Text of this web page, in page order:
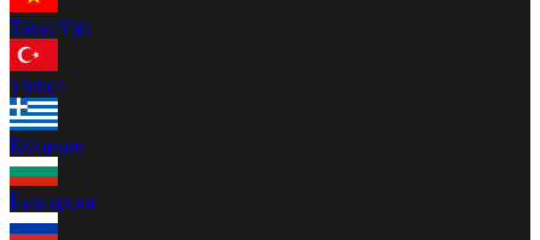
Tiếng Việt
Türkçe
Ελληνικά
Български